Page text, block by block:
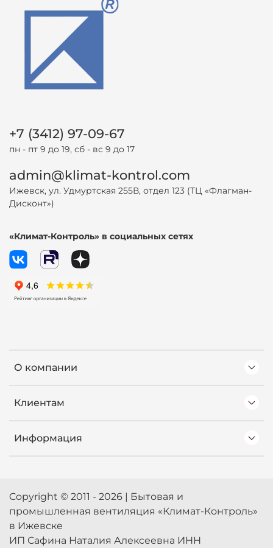
О компании
Клиентам
Информация
+7 (3412) 97-09-67
пн - пт 9 до 19, сб - вс 9 до 17
admin@klimat-kontrol.com
Ижевск, ул. Удмуртская 255В, отдел 123 (ТЦ «Флагман-
Дисконт»)
«Климат-Контроль» в социальных сетях
Copyright © 2011 - 2026 | Бытовая и
промышленная вентиляция «Климат-Контроль»
в Ижевске
ИП Сафина Наталия Алексеевна ИНН